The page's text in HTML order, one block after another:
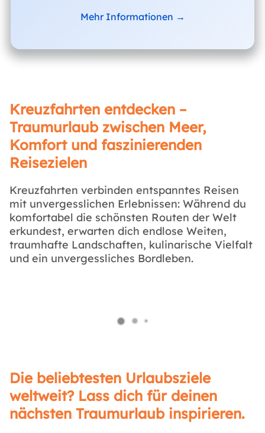
Mehr Informationen →
Kreuzfahrten entdecken –
Traumurlaub zwischen Meer,
Komfort und faszinierenden
Reisezielen
Kreuzfahrten verbinden entspanntes Reisen
mit unvergesslichen Erlebnissen: Während du
komfortabel die schönsten Routen der Welt
erkundest, erwarten dich endlose Weiten,
traumhafte Landschaften, kulinarische Vielfalt
und ein unvergessliches Bordleben.
Die beliebtesten Urlaubsziele
weltweit? Lass dich für deinen
nächsten Traumurlaub inspirieren.